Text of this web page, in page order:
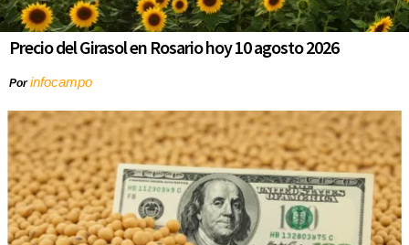
Precio del Girasol en Rosario hoy 10 agosto 2026
Porinfocampo